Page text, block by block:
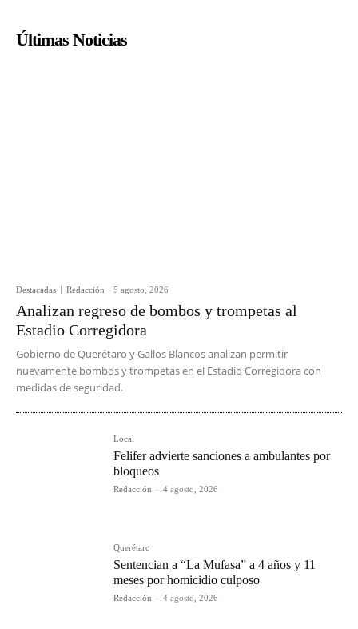
Últimas Noticias
Destacadas Redacción - 5 agosto, 2026
Analizan regreso de bombos y trompetas al
Estadio Corregidora
Gobierno de Querétaro y Gallos Blancos analizan permitir
nuevamente bombos y trompetas en el Estadio Corregidora con
medidas de seguridad.
Local
Felifer advierte sanciones a ambulantes por
bloqueos
Redacción - 4 agosto, 2026
Querétaro
Sentencian a “La Mufasa” a 4 años y 11
meses por homicidio culposo
Redacción - 4 agosto, 2026